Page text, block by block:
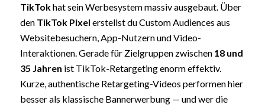
TikTokhat sein Werbesystem massiv ausgebaut. Über
den TikTok Pixel erstellst du Custom Audiences aus
Websitebesuchern, App-Nutzern und Video-
Interaktionen. Gerade für Zielgruppen zwischen 18 und
35 Jahren ist TikTok-Retargeting enorm effektiv.
Kurze, authentische Retargeting-Videos performen hier
besser als klassische Bannerwerbung — und wer die